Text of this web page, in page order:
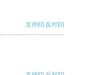
支持[0] 反对[0]